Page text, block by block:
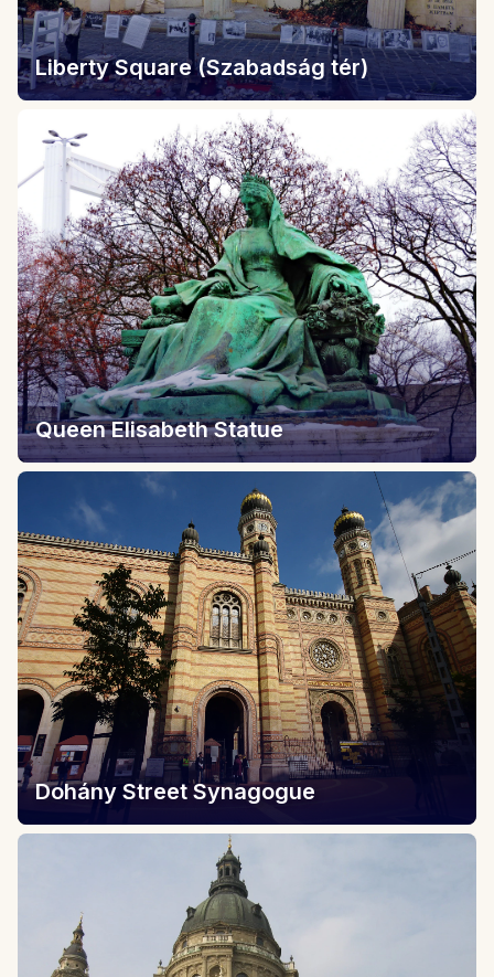
Liberty Square (Szabadság tér)
Queen Elisabeth Statue
Dohány Street Synagogue